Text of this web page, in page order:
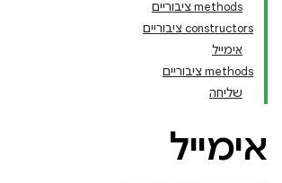
‫methods ציבוריים
‫constructors ציבוריים
אימייל
‫methods ציבוריים
שליחה
אימייל